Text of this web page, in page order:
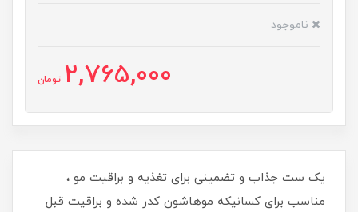
ناموجود
2,765,000 تومان
یک ست جذاب و تضمینی برای تغذیه و براقیت مو ،
مناسب برای کسانیکه موهاشون کدر شده و براقیت قبل